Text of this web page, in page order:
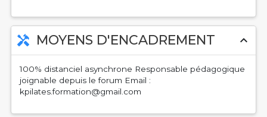
handyman MOYENS D'ENCADREMENT expand_less
100% distanciel asynchrone Responsable pédagogique
joignable depuis le forum Email :
kpilates.formation@gmail.com